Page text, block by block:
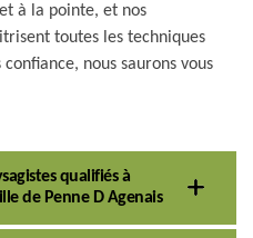
à la pointe, et nos
toutes les techniques
nous saurons vous
qualifiés à
de Penne D Agenais